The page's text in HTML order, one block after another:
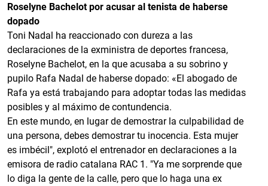
Roselyne Bachelot por acusar al tenista de haberse
dopado
Toni Nadal ha reaccionado con dureza a las
declaraciones de la exministra de deportes francesa,
Roselyne Bachelot, en la que acusaba a su sobrino y
pupilo Rafa Nadal de haberse dopado: «El abogado de
Rafa ya está trabajando para adoptar todas las medidas
posibles y al máximo de contundencia.
En este mundo, en lugar de demostrar la culpabilidad de
una persona, debes demostrar tu inocencia. Esta mujer
es imbécil", explotó el entrenador en declaraciones a la
emisora de radio catalana RAC 1. "Ya me sorprende que
lo diga la gente de la calle, pero que lo haga una ex